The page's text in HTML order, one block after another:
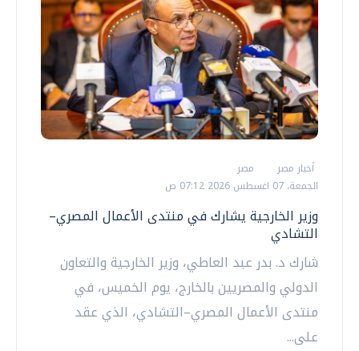
أخبار مصر
مصر
الجمعة، 07 اغسطس 2026 07:12 ص
وزير الخارجية يشارك في منتدى الأعمال المصري–
التشادي
شارك د. بدر عبد العاطي، وزير الخارجية والتعاون
الدولي والمصريين بالخارج، يوم الخميس، في
منتدى الأعمال المصري–التشادي، الذي عقد
على...